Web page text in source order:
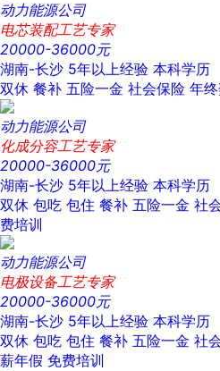
动力能源公司
电芯装配工艺专家
20000-36000元
湖南-长沙 5年以上经验 本科学历
双休 餐补 五险一金 社会保险 年
动力能源公司
化成分容工艺专家
20000-36000元
湖南-长沙 5年以上经验 本科学历
双休 包吃 包住 餐补 五险一金 社
费培训
动力能源公司
电极设备工艺专家
20000-36000元
湖南-长沙 5年以上经验 本科学历
双休 包吃 包住 餐补 五险一金 社
薪年假 免费培训